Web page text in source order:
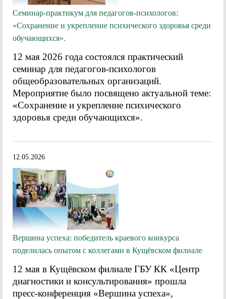
Семинар-практикум для педагогов-психологов:
«Сохранение и укрепление психического здоровья среди
обучающихся».
12 мая 2026 года состоялся практический
семинар для педагогов-психологов
общеобразовательных организаций.
Мероприятие было посвящено актуальной теме:
«Сохранение и укрепление психического
здоровья среди обучающихся».
12.05.2026
Вершина успеха: победитель краевого конкурса
поделилась опытом с коллегами в Кущёвском филиале
12 мая в Кущёвском филиале ГБУ КК «Центр
диагностики и консультирования» прошла
пресс-конференция «Вершина успеха»,